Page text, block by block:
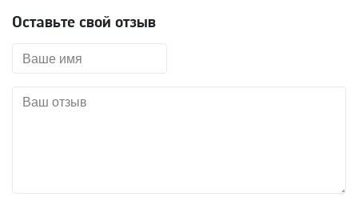
Оставьте свой отзыв